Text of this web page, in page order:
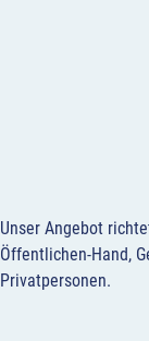
Unser Angebot
Öffentlichen-Hand,
Privatpersonen.